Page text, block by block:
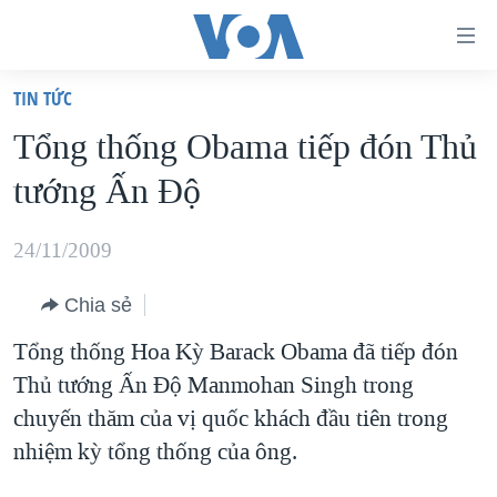
truy
cập
Tới
dung
chính
điều
hướng
chính
Đi
VIỆT NAM
HOA KỲ
BIỂN ĐÔNG
BLOG
DIỄN ĐÀN
MỤC
TỰ DO BÁO CHÍ
CHUYÊN ĐỀ
TIN TỨC
Tổng thống Obama tiếp đón Thủ
tướng Ấn Độ
24/11/2009
Chia sẻ
Tổng thống Hoa Kỳ Barack Obama đã tiếp đón
Thủ tướng Ấn Độ Manmohan Singh trong
chuyến thăm của vị quốc khách đầu tiên trong
nhiệm kỳ tổng thống của ông.